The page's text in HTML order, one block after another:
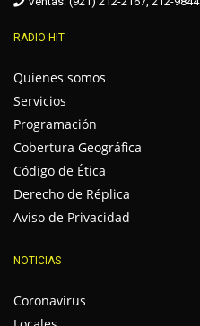
RADIO HIT
Quienes somos
Servicios
Programación
Cobertura Geográfica
Código de Ética
Derecho de Réplica
Aviso de Privacidad
NOTICIAS
Coronavirus